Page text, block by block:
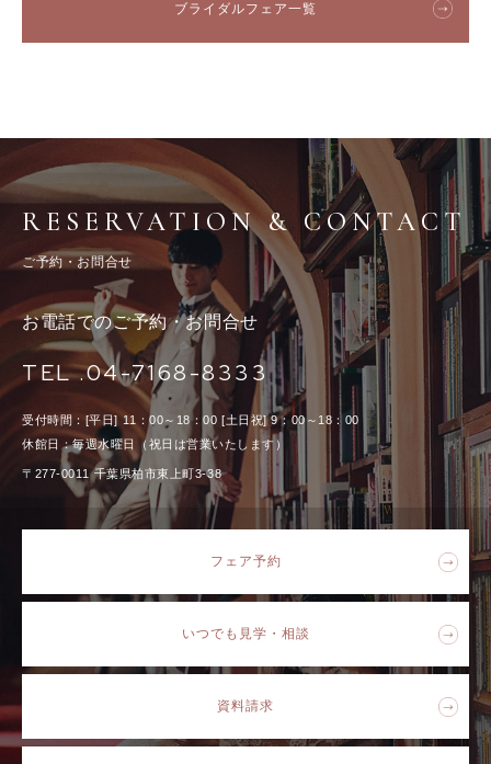
ブライダルフェア一覧
RESERVATION & CONTACT
ご予約・お問合せ
フェア予約
いつでも見学・相談
資料請求
お電話でのご予約・お問合せ
TEL .04-7168-8333
受付時間：[平日] 11：00～18：00 [土日祝] 9：00～18：00
休館日：毎週水曜日（祝日は営業いたします）
〒277-0011 千葉県柏市東上町3-38